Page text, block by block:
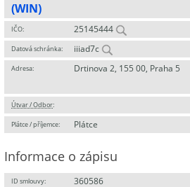
(WIN)
IČO: 25145444
Datová schránka: iiiad7c
Adresa: Drtinova 2, 155 00, Praha 5
Útvar / Odbor:
Plátce / příjemce: Plátce
Informace o zápisu
ID smlouvy: 360586